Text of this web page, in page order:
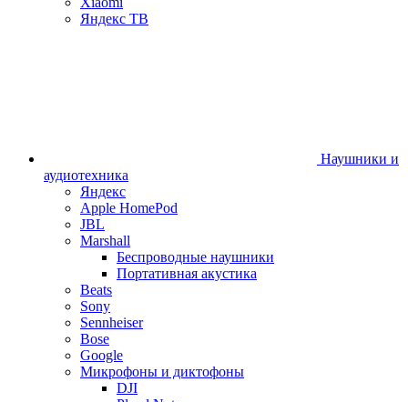
Яндекс ТВ
Наушники и
аудиотехника
Яндекс
Apple HomePod
JBL
Marshall
Беспроводные наушники
Портативная акустика
Beats
Sony
Sennheiser
Bose
Google
Микрофоны и диктофоны
DJI